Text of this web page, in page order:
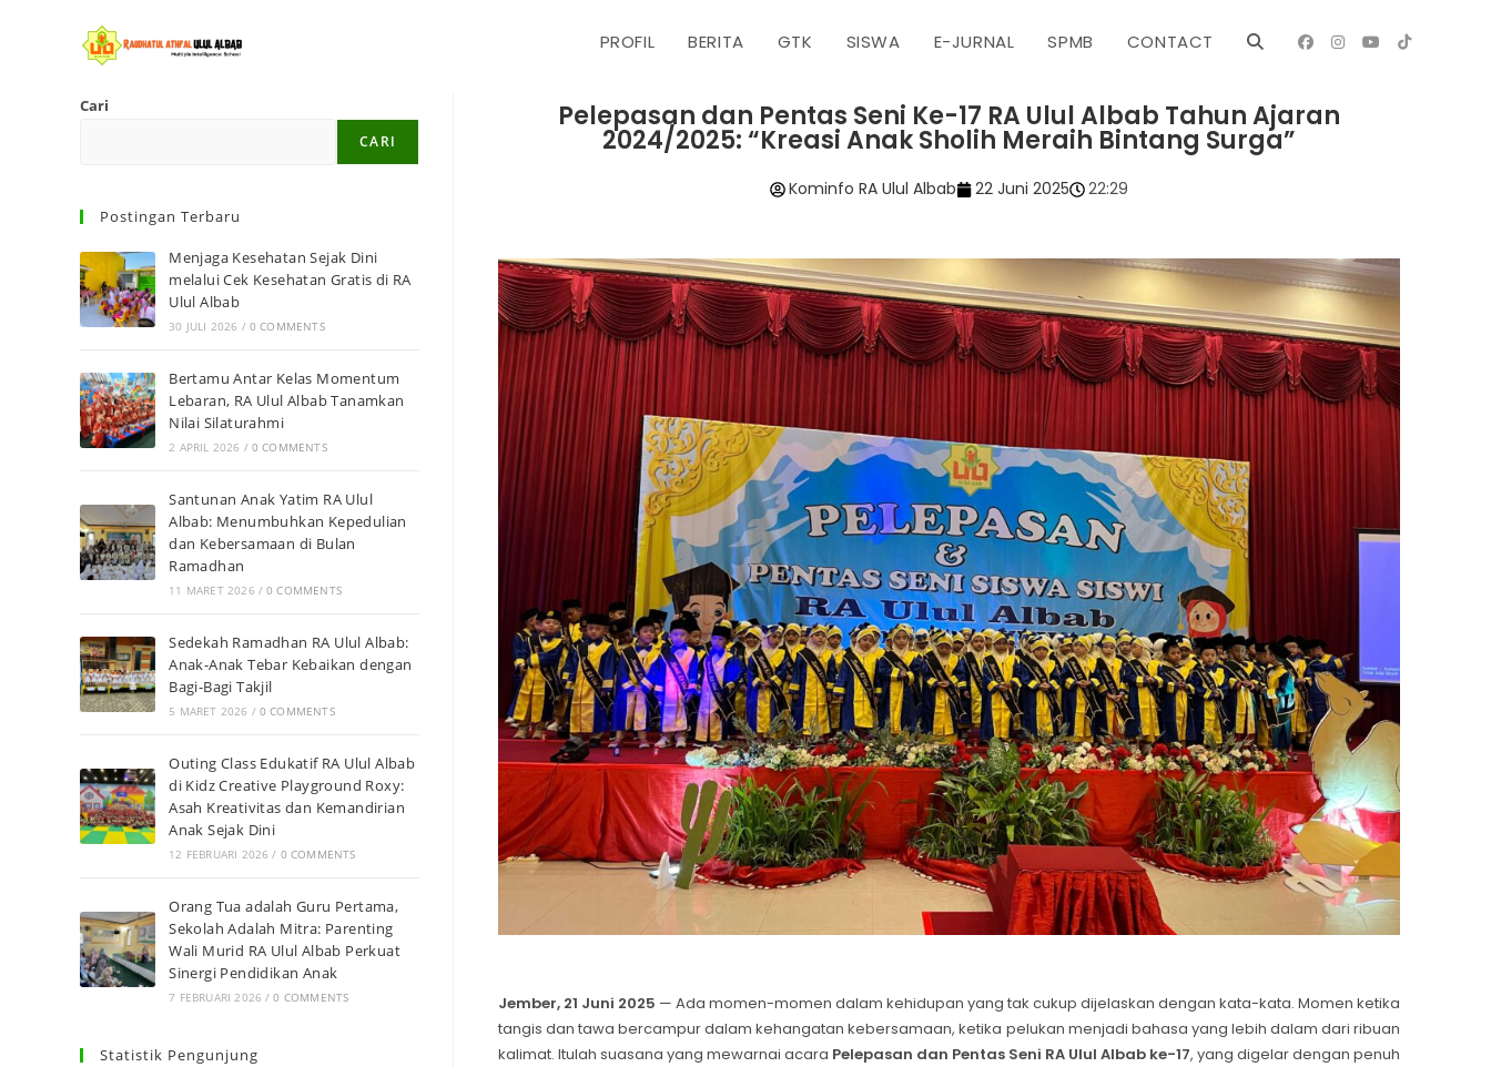
PROFIL BERITA GTK SISWA E-JURNAL SPMB CONTACT
Pelepasan dan Pentas Seni Ke-17 RA Ulul Albab Tahun Ajaran
2024/2025: “Kreasi Anak Sholih Meraih Bintang Surga”
Kominfo RA Ulul Albab 22 Juni 2025 22:29
Jember, 21 Juni 2025 — Ada momen-momen dalam kehidupan yang tak cukup dijelaskan dengan kata-kata. Momen ketika
tangis dan tawa bercampur dalam kehangatan kebersamaan, ketika pelukan menjadi bahasa yang lebih dalam dari ribuan
kalimat. Itulah suasana yang mewarnai acara Pelepasan dan Pentas Seni RA Ulul Albab ke-17, yang digelar dengan penuh
Cari
CARI
Postingan Terbaru
Menjaga Kesehatan Sejak Dini
melalui Cek Kesehatan Gratis di RA
Ulul Albab
30 JULI 2026 / 0 COMMENTS
Bertamu Antar Kelas Momentum
Lebaran, RA Ulul Albab Tanamkan
Nilai Silaturahmi
2 APRIL 2026 / 0 COMMENTS
Santunan Anak Yatim RA Ulul
Albab: Menumbuhkan Kepedulian
dan Kebersamaan di Bulan
Ramadhan
11 MARET 2026 / 0 COMMENTS
Sedekah Ramadhan RA Ulul Albab:
Anak-Anak Tebar Kebaikan dengan
Bagi-Bagi Takjil
5 MARET 2026 / 0 COMMENTS
Outing Class Edukatif RA Ulul Albab
di Kidz Creative Playground Roxy:
Asah Kreativitas dan Kemandirian
Anak Sejak Dini
12 FEBRUARI 2026 / 0 COMMENTS
Orang Tua adalah Guru Pertama,
Sekolah Adalah Mitra: Parenting
Wali Murid RA Ulul Albab Perkuat
Sinergi Pendidikan Anak
7 FEBRUARI 2026 / 0 COMMENTS
Statistik Pengunjung